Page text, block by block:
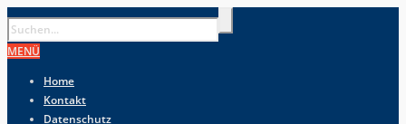
MENÜ
Home
Kontakt
Datenschutz